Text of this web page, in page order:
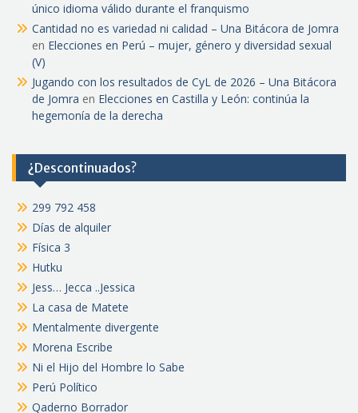
único idioma válido durante el franquismo
Cantidad no es variedad ni calidad – Una Bitácora de Jomra
en Elecciones en Perú – mujer, género y diversidad sexual
(V)
Jugando con los resultados de CyL de 2026 – Una Bitácora
de Jomra en Elecciones en Castilla y León: continúa la
hegemonía de la derecha
¿Descontinuados?
299 792 458
Días de alquiler
Física 3
Hutku
Jess… Jecca ..Jessica
La casa de Matete
Mentalmente divergente
Morena Escribe
Ni el Hijo del Hombre lo Sabe
Perú Político
Qaderno Borrador